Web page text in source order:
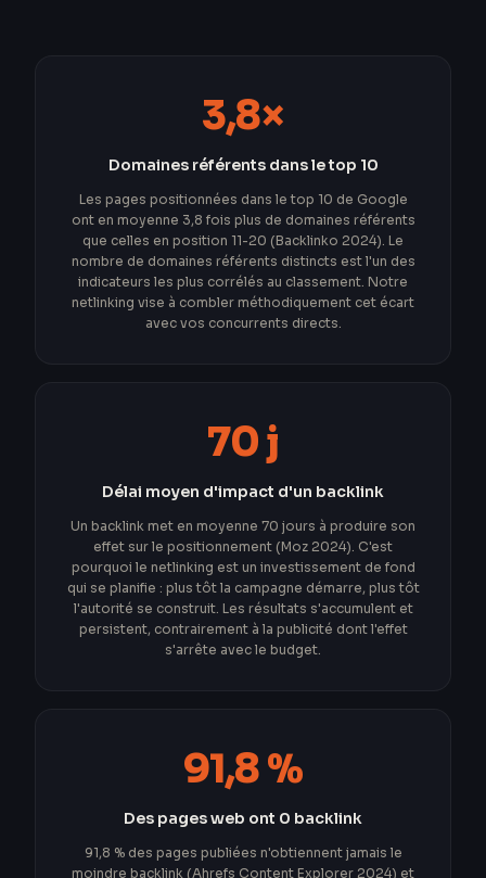
3,8×
Domaines référents dans le top 10
Les pages positionnées dans le top 10 de Google
ont en moyenne 3,8 fois plus de domaines référents
que celles en position 11-20 (Backlinko 2024). Le
nombre de domaines référents distincts est l'un des
indicateurs les plus corrélés au classement. Notre
netlinking vise à combler méthodiquement cet écart
avec vos concurrents directs.
70 j
Délai moyen d'impact d'un backlink
Un backlink met en moyenne 70 jours à produire son
effet sur le positionnement (Moz 2024). C'est
pourquoi le netlinking est un investissement de fond
qui se planifie : plus tôt la campagne démarre, plus tôt
l'autorité se construit. Les résultats s'accumulent et
persistent, contrairement à la publicité dont l'effet
s'arrête avec le budget.
91,8 %
Des pages web ont 0 backlink
91,8 % des pages publiées n'obtiennent jamais le
moindre backlink (Ahrefs Content Explorer 2024) et